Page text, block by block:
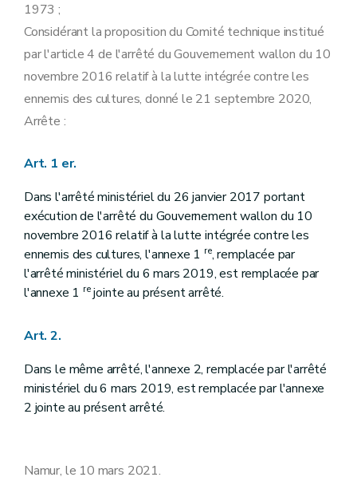
1973 ;
Considérant la proposition du Comité technique institué
par l'article 4 de l'arrêté du Gouvernement wallon du 10
novembre 2016 relatif à la lutte intégrée contre les
ennemis des cultures, donné le 21 septembre 2020,
Arrête :
Art. 1 er.
Dans l'arrêté ministériel du 26 janvier 2017 portant
exécution de l'arrêté du Gouvernement wallon du 10
novembre 2016 relatif à la lutte intégrée contre les
ennemis des cultures, l'annexe 1 re, remplacée par
l'arrêté ministériel du 6 mars 2019, est remplacée par
l'annexe 1 rejointe au présent arrêté.
Art. 2.
Dans le même arrêté, l'annexe 2, remplacée par l'arrêté
ministériel du 6 mars 2019, est remplacée par l'annexe
2 jointe au présent arrêté.
Namur, le 10 mars 2021.